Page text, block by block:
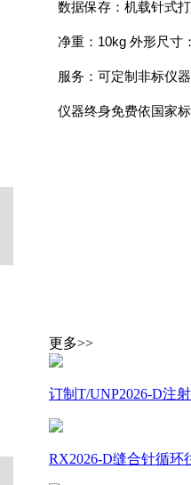
数据保存：机载针式
净重：10kg 外形尺寸
服务：可定制非标仪器
仪器终身免费依国家
更多>>
订制T/UNP2026-D注
RX2026-D缝合针循环